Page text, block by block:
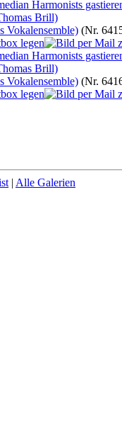
Vokalensemble) (Nr.
Vokalensemble) (Nr.
| Alle Galerien